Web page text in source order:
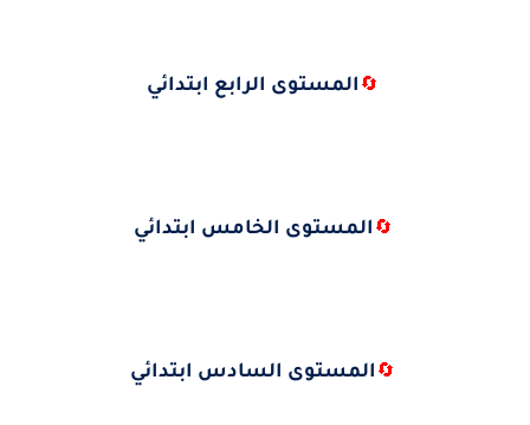
🔄 المستوى الرابع ابتدائي
🔄 المستوى الخامس ابتدائي
🔄 المستوى السادس ابتدائي